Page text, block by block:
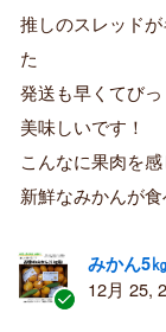
証
済
購
者
推しのスレッド
た
発送も早くてびっ
美味しいです！
こんなに果肉を
新鮮なみかんが
みかん5
12月 25,